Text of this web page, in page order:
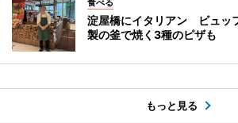
食べる
淀屋橋にイタリアン ビュッ
製の釜で焼く3種のピザも
もっと見る